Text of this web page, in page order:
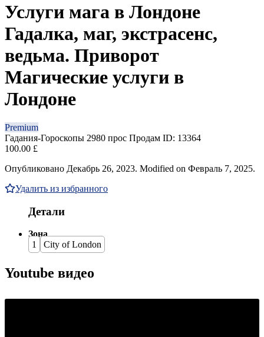
Услуги мага в Лондоне
Гадалка, маг, экстрасенс,
ведьма. Приворот
Магические услуги в
Лондоне
Premium
Гадания-Гороскопы 2980 прос Продам ID: 13364
100.00 £
Опубликовано Декабрь 26, 2023. Modified on Февраль 7, 2025.
Удалить из избранного
Детали
Зона
1
City of London
Youtube видео